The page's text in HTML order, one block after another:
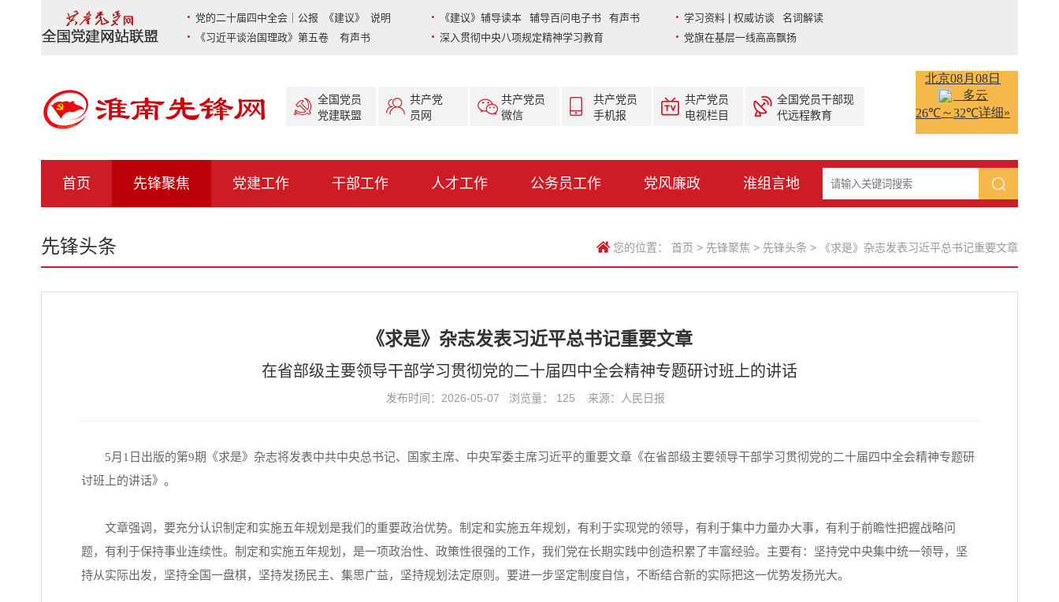
党的二十届四中全会｜公报 《建议》 说明 《建议》辅导读本 辅导百问电子书 有声书
学习资料 | 权威访谈 名词解读
《习近平谈治国理政》第五卷 有声书
深入贯彻中央八项规定精神学习教育 党旗在基层一线高高飘扬
全国党员
党建联盟
共产党
员网
共产党员
微信
共产党员
手机报
共产党员
电视栏目
全国党员干部现
代远程教育
首页 先锋聚焦 党建工作 干部工作 人才工作 公务员工作 党风廉政 淮组言地
先锋头条 您的位置： 首页 > 先锋聚焦 > 先锋头条 > 《求是》杂志发表习近平总书记重要文章
《求是》杂志发表习近平总书记重要文章
在省部级主要领导干部学习贯彻党的二十届四中全会精神专题研讨班上的讲话
发布时间：2026-05-07 浏览量： 125 来源：人民日报
5月1日出版的第9期《求是》杂志将发表中共中央总书记、国家主席、中央军委主席习近平的重要文章《在省部级主要领导干部学习贯彻党的二十届四中全会精神专题研
讨班上的讲话》。
文章强调，要充分认识制定和实施五年规划是我们的重要政治优势。制定和实施五年规划，有利于实现党的领导，有利于集中力量办大事，有利于前瞻性把握战略问
题，有利于保持事业连续性。制定和实施五年规划，是一项政治性、政策性很强的工作，我们党在长期实践中创造积累了丰富经验。主要有：坚持党中央集中统一领导，坚
持从实际出发，坚持全国一盘棋，坚持发扬民主、集思广益，坚持规划法定原则。要进一步坚定制度自信，不断结合新的实际把这一优势发扬光大。